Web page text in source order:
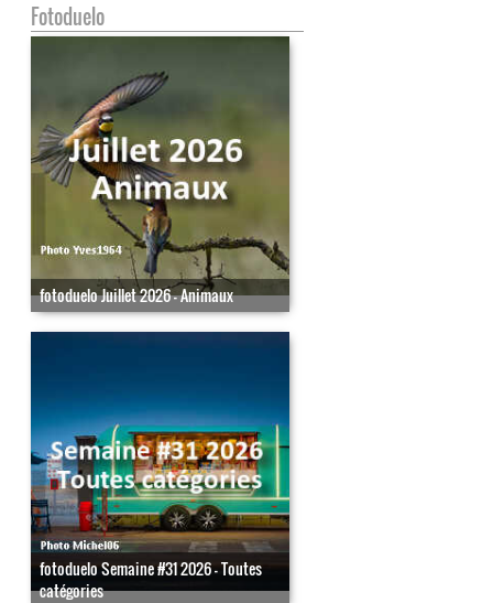
Fotoduelo
fotoduelo Juillet 2026 - Animaux
fotoduelo Semaine #31 2026 - Toutes
catégories